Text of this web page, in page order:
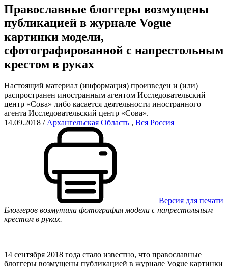
Православные блоггеры возмущены
публикацией в журнале Vogue
картинки модели,
сфотографированной с напрестольным
крестом в руках
Настоящий материал (информация) произведен и (или)
распространен иностранным агентом Исследовательский
центр «Сова» либо касается деятельности иностранного
агента Исследовательский центр «Сова».
14.09.2018 / Архангельская Область , Вся Россия
Версия для печати
Блоггеров возмутила фотография модели с напрестольным
крестом в руках.
14 сентября 2018 года стало известно, что православные
блоггеры возмущены публикацией в журнале Vogue картинки